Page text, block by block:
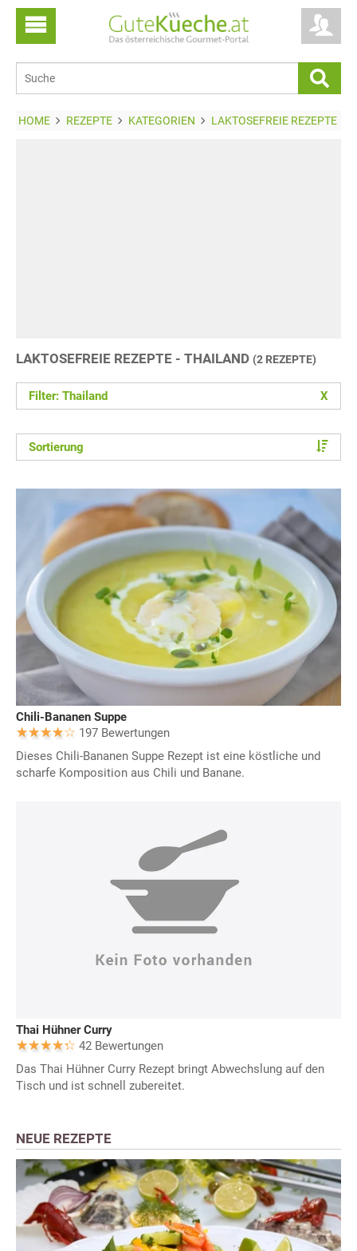
HOME REZEPTE KATEGORIEN LAKTOSEFREIE REZEPTE
LAKTOSEFREIE REZEPTE - THAILAND (2 REZEPTE)
Filter: Thailand X
Sortierung
Chili-Bananen Suppe
197 Bewertungen
Dieses Chili-Bananen Suppe Rezept ist eine köstliche und
scharfe Komposition aus Chili und Banane.
Thai Hühner Curry
42 Bewertungen
Das Thai Hühner Curry Rezept bringt Abwechslung auf den
Tisch und ist schnell zubereitet.
NEUE REZEPTE